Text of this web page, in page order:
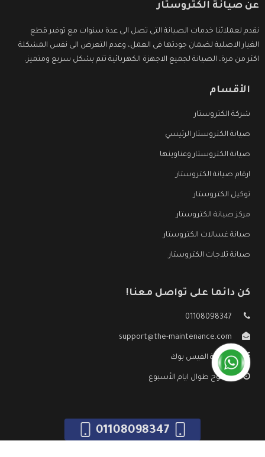
عن صيانة الكتروستار
نقدم لعملائنا خدمات الصيانة التى تصل الى عدة سنوات مع توفير قطع
الغيار الاصلية لضمان جودتها فى العمل، وعدم التعرض الى نفس المشكلة
اكثر من مرة، الصيانة لجميع الاجهزة الكهربائية تتم بشكل سريع ومتميز.
الأقسام
شركة الكتروستار
صيانة الكتروستار الرئيسي
صيانة الكتروستار وعناوينها
ارقام صيانة الكتروستار
توكيل الكتروستار
مركز صيانة الكتروستار
صيانة غسالات الكتروستار
صيانة ثلاجات الكتروستار
كن دائما على تواصل معنا!
01108098347
support@the-maintenance.com
صفحة الفيس بوك
مفتوح طوال ايام الأسبوع
01108098347